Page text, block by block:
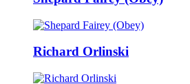
Richard Orlinski